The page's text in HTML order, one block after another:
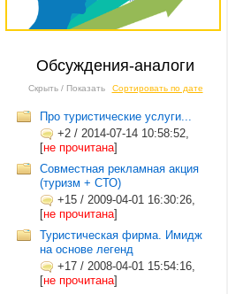
Обсуждения-аналоги
Скрыть / Показать Сортировать по дате
Про туристические услуги...
+2 / 2014-07-14 10:58:52,
[не прочитана]
Совместная рекламная акция
(туризм + СТО)
+15 / 2009-04-01 16:30:26,
[не прочитана]
Туристическая фирма. Имидж
на основе легенд
+17 / 2008-04-01 15:54:16,
[не прочитана]